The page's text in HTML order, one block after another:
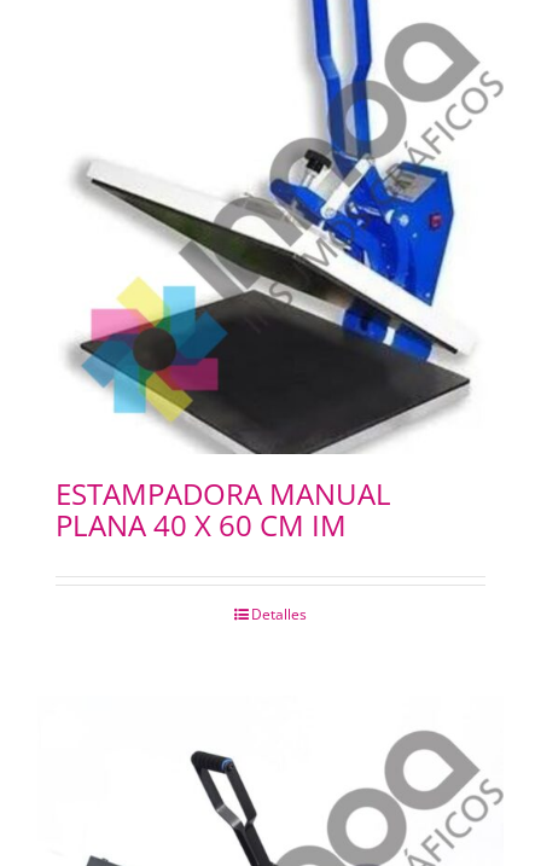
ESTAMPADORA MANUAL
PLANA 40 X 60 CM IM
Detalles